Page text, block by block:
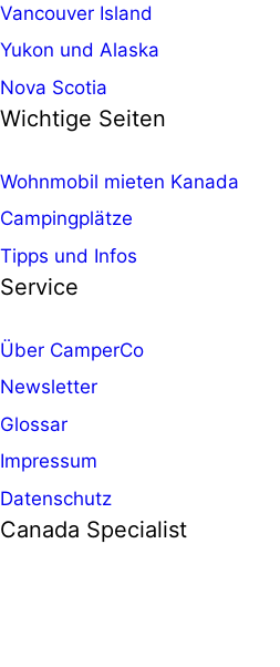
Vancouver Island
Yukon und Alaska
Nova Scotia
Wichtige Seiten
Wohnmobil mieten Kanada
Campingplätze
Tipps und Infos
Service
Über CamperCo
Newsletter
Glossar
Impressum
Datenschutz
Canada Specialist